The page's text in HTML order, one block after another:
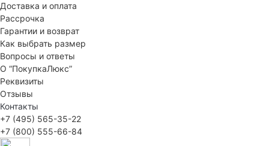
Доставка и оплата
Рассрочка
Гарантии и возврат
Как выбрать размер
Вопросы и ответы
О “ПокупкаЛюкс”
Реквизиты
Отзывы
Контакты
+7 (495) 565-35-22
+7 (800) 555-66-84